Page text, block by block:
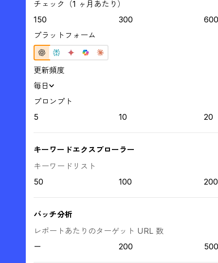
チェック（1 ヶ月あたり）
150
300
600
プラットフォーム
更新頻度
毎日
プロンプト
5
10 20
キーワードエクスプローラー
キーワードリスト
50
100 200
バッチ分析
レポートあたりのターゲット URL 数
200
500